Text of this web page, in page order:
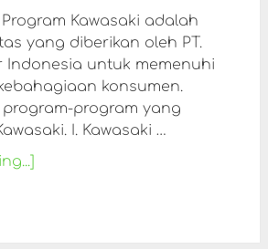
Program Kawasaki adalah
yang diberikan oleh PT.
Indonesia untuk memenuhi
konsumen.
program yang
I. Kawasaki …